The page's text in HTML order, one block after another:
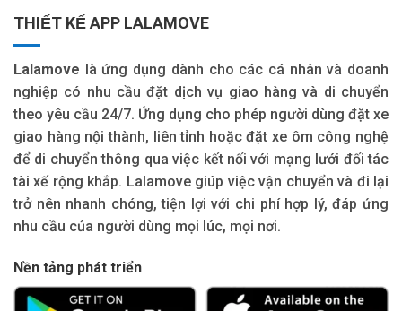
THIẾT KẾ APP LALAMOVE
Lalamove là ứng dụng dành cho các cá nhân và doanh
nghiệp có nhu cầu đặt dịch vụ giao hàng và di chuyển
theo yêu cầu 24/7. Ứng dụng cho phép người dùng đặt xe
giao hàng nội thành, liên tỉnh hoặc đặt xe ôm công nghệ
để di chuyển thông qua việc kết nối với mạng lưới đối tác
tài xế rộng khắp. Lalamove giúp việc vận chuyển và đi lại
trở nên nhanh chóng, tiện lợi với chi phí hợp lý, đáp ứng
nhu cầu của người dùng mọi lúc, mọi nơi.
Nền tảng phát triển